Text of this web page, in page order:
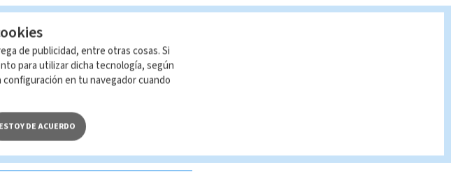
su reproducción no
de publicidad, entre otras cosas. Si
para utilizar dicha tecnología, según
configuración en tu navegador cuando
ESTOY DE ACUERDO